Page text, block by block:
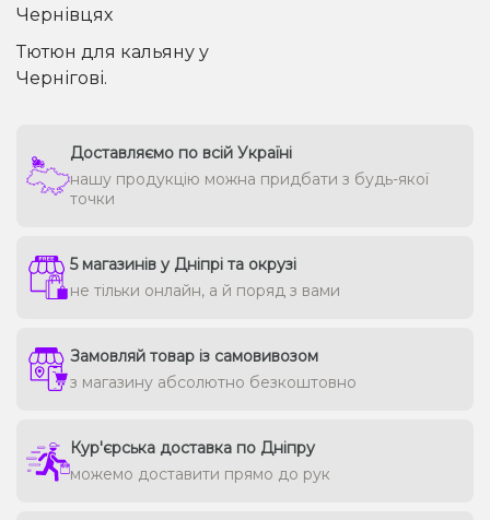
Чернівцях
Тютюн для кальяну у
Чернігові.
Доставляємо по всій Україні
нашу продукцію можна придбати з будь-якої
точки
5 магазинів у Дніпрі та окрузі
не тільки онлайн, а й поряд з вами
Замовляй товар із самовивозом
з магазину абсолютно безкоштовно
Кур'єрська доставка по Дніпру
можемо доставити прямо до рук